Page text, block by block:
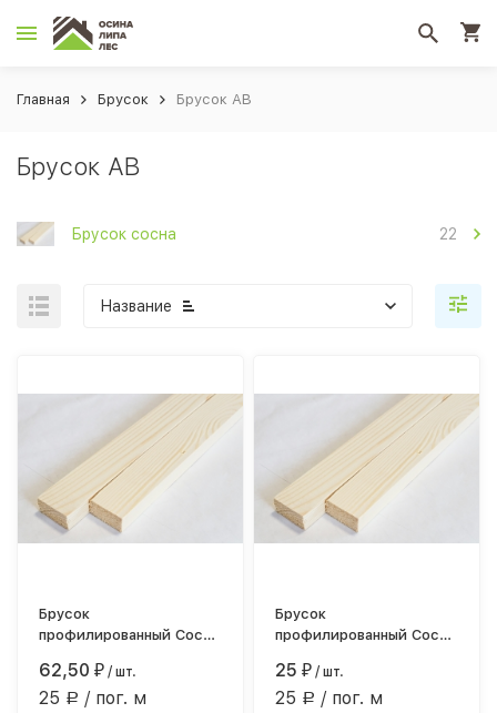
Главная Брусок Брусок АВ
Брусок АВ
Брусок сосна 22
Название
Брусок
профилированный Сосна
строг.камерной сушки
62,50₽ / шт.
25 Р / пог. м
Брусок
профилированный Сосна
строг.камерной сушки
25₽ / шт.
25 Р / пог. м